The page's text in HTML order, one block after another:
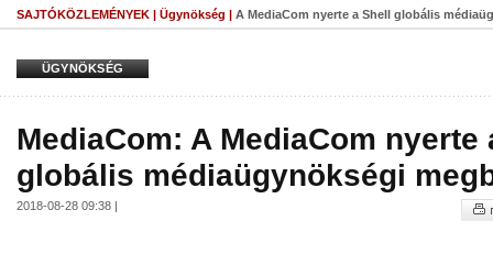
SAJTÓKÖZLEMÉNYEK | Ügynökség | A MediaCom nyerte a Shell globális
ÜGYNÖKSÉG
MediaCom: A MediaCom nyerte
globális médiaügynökségi
2018-08-28 09:38 |